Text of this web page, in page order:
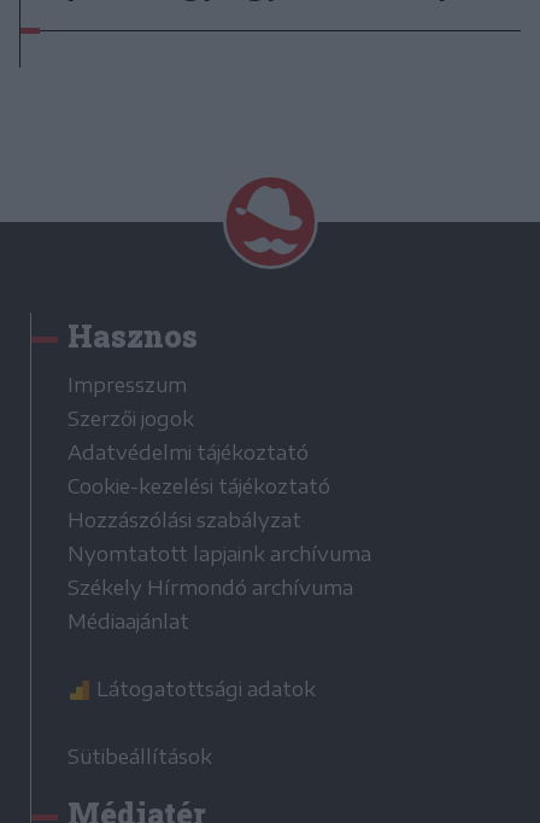
Hasznos
Impresszum
Szerzői jogok
Adatvédelmi tájékoztató
Cookie-kezelési tájékoztató
Hozzászólási szabályzat
Nyomtatott lapjaink archívuma
Székely Hírmondó archívuma
Médiaajánlat
Látogatottsági adatok
Sütibeállítások
Médiatér